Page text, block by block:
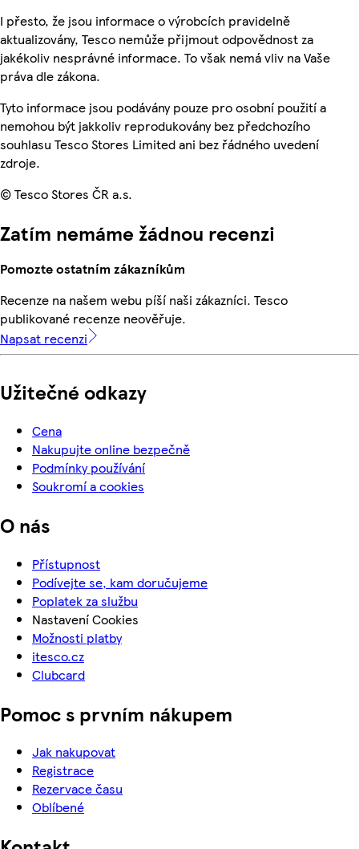
I přesto, že jsou informace o výrobcích pravidelně
aktualizovány, Tesco nemůže přijmout odpovědnost za
jakékoliv nesprávné informace. To však nemá vliv na Vaše
práva dle zákona.
Tyto informace jsou podávány pouze pro osobní použití a
nemohou být jakkoliv reprodukovány bez předchozího
souhlasu Tesco Stores Limited ani bez řádného uvedení
zdroje.
© Tesco Stores ČR a.s.
Zatím nemáme žádnou recenzi
Pomozte ostatním zákazníkům
Recenze na našem webu píší naši zákazníci. Tesco
publikované recenze neověřuje.
Napsat recenzi
Užitečné odkazy
Cena
Nakupujte online bezpečně
Podmínky používání
Soukromí a cookies
O nás
Přístupnost
Podívejte se, kam doručujeme
Poplatek za službu
Nastavení Cookies
Možnosti platby
itesco.cz
Clubcard
Pomoc s prvním nákupem
Jak nakupovat
Registrace
Rezervace času
Oblíbené